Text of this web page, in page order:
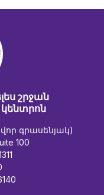
շրջան
գրասենյակ)
100